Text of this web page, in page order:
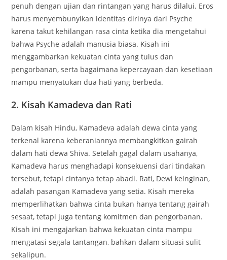
penuh dengan ujian dan rintangan yang harus dilalui. Eros
harus menyembunyikan identitas dirinya dari Psyche
karena takut kehilangan rasa cinta ketika dia mengetahui
bahwa Psyche adalah manusia biasa. Kisah ini
menggambarkan kekuatan cinta yang tulus dan
pengorbanan, serta bagaimana kepercayaan dan kesetiaan
mampu menyatukan dua hati yang berbeda.
2. Kisah Kamadeva dan Rati
Dalam kisah Hindu, Kamadeva adalah dewa cinta yang
terkenal karena keberaniannya membangkitkan gairah
dalam hati dewa Shiva. Setelah gagal dalam usahanya,
Kamadeva harus menghadapi konsekuensi dari tindakan
tersebut, tetapi cintanya tetap abadi. Rati, Dewi keinginan,
adalah pasangan Kamadeva yang setia. Kisah mereka
memperlihatkan bahwa cinta bukan hanya tentang gairah
sesaat, tetapi juga tentang komitmen dan pengorbanan.
Kisah ini mengajarkan bahwa kekuatan cinta mampu
mengatasi segala tantangan, bahkan dalam situasi sulit
sekalipun.